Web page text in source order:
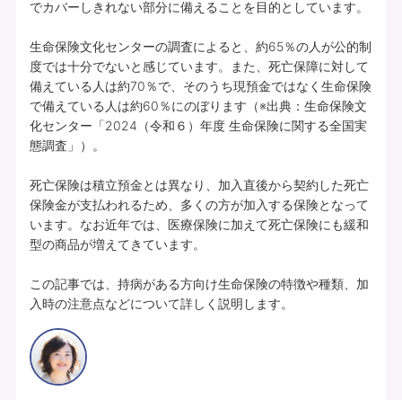
でカバーしきれない部分に備えることを目的としています。
生命保険文化センターの調査によると、約65％の人が公的制
度では十分でないと感じています。また、死亡保障に対して
備えている人は約70％で、そのうち現預金ではなく生命保険
で備えている人は約60％にのぼります（※出典：生命保険文
化センター「2024（令和６）年度 生命保険に関する全国実
態調査」）。
死亡保険は積立預金とは異なり、加入直後から契約した死亡
保険金が支払われるため、多くの方が加入する保険となって
います。なお近年では、医療保険に加えて死亡保険にも緩和
型の商品が増えてきています。
この記事では、持病がある方向け生命保険の特徴や種類、加
入時の注意点などについて詳しく説明します。